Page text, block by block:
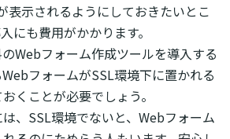
表示されるようにしておきたいとこ
にも費用がかかります。
Webフォーム作成ツールを導入する
フォームがSSL環境下に置かれる
くことが必要でしょう。
、SSL環境でないと、Webフォーム